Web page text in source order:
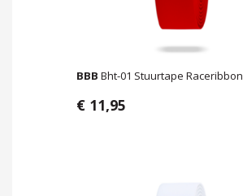
BBB Bht-01 Stuurtape Raceribbon
€ 11,95